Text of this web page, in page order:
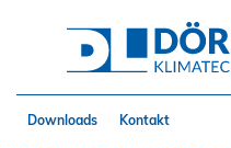
Downloads Kontakt